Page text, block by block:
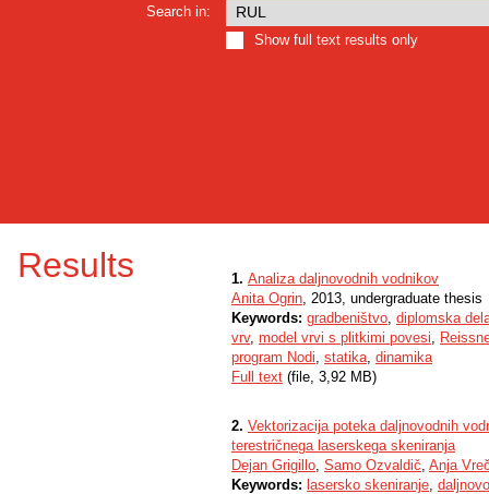
Search in:
Show full text results only
Results 1. Analiza daljnovodnih vodnikov
Anita Ogrin, 2013, undergraduate thesis
Keywords: gradbeništvo, diplomska
vrv, model vrvi s plitkimi povesi,
program Nodi, statika, dinamika
Full text (file, 3,92 MB)
2. Vektorizacija poteka daljnovodnih
terestričnega laserskega skeniranja
Dejan Grigillo, Samo Ozvaldič, Anja
Keywords: lasersko skeniranje,